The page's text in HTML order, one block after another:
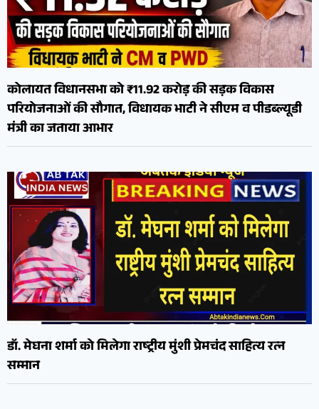
कोलायत विधानसभा को ₹11.92 करोड़ की सड़क विकास
परियोजनाओं की सौगात, विधायक भाटी ने सीएम व पीडब्ल्यूडी
मंत्री का जताया आभार
डॉ. मेघना शर्मा को मिलेगा राष्ट्रीय मुंशी प्रेमचंद साहित्य रत्न
सम्मान